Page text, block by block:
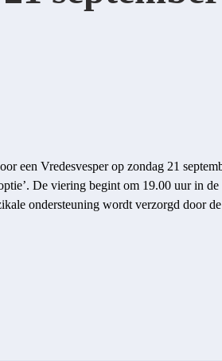
een Vredesvesper op zondag 21
De viering begint om 19.00 uur in
ondersteuning wordt verzorgd door